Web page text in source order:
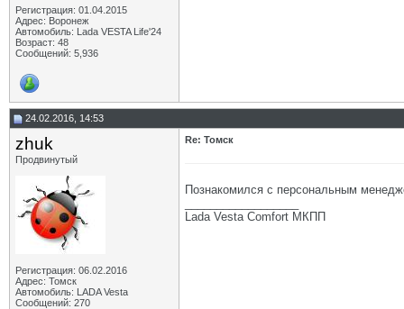
Регистрация: 01.04.2015
Адрес: Воронеж
Автомобиль: Lada VESTA Life'24
Возраст: 48
Сообщений: 5,936
24.02.2016, 14:53
zhuk
Продвинутый
Регистрация: 06.02.2016
Адрес: Томск
Автомобиль: LADA Vesta
Сообщений: 270
Re: Томск
Познакомился с персональным
Lada Vesta Comfort МКПП